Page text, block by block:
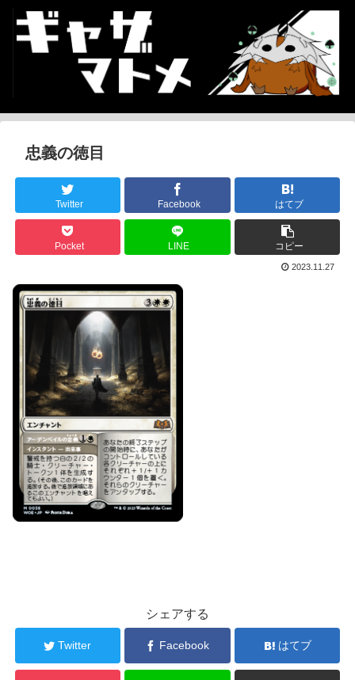
忠義の徳目
Twitter Facebook はてブ
Pocket LINE コピー
2023.11.27
シェアする
Twitter Facebook はてブ